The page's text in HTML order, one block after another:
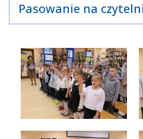
Pasowanie na